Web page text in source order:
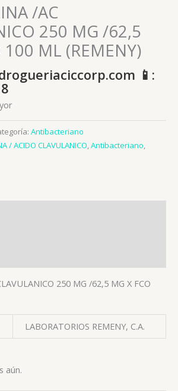
/AC
250 MG /62,5
100 ML (REMENY)
📱:
Antibacteriano
/ ACIDO CLAVULANICO,Antibacteriano,
250 MG /62,5 MG X FCO
LABORATORIOS REMENY, C.A.
aún.